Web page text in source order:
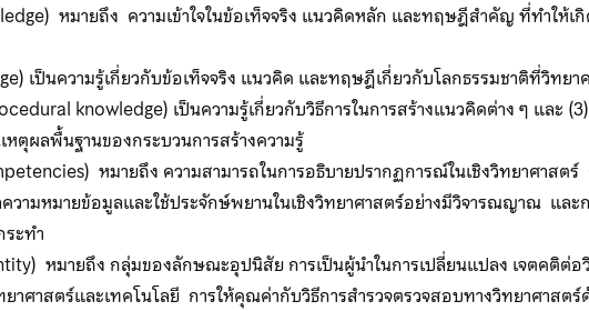
หมายถึง ความเข้าใจในข้อเท็จจริง แนวคิดหลัก และทฤษฎีสำคัญ ที่ทำให้เ
เป็นความรู้เกี่ยวกับข้อเท็จจริง แนวคิด และทฤษฎีเกี่ยวกับโลกธรรมชาติที่วิทย
knowledge) เป็นความรู้เกี่ยวกับวิธีการในการสร้างแนวคิดต่าง ๆ และ (3)
หตุผลพื้นฐานของกระบวนการสร้างความรู้
หมายถึง ความสามารถในการอธิบายปรากฏการณ์ในเชิงวิทยาศาสต
วามหมายข้อมูลและใช้ประจักษ์พยานในเชิงวิทยาศาสตร์อย่างมีวิจารณญาณ แล
ะทำ
หมายถึง กลุ่มของลักษณะอุปนิสัย การเป็นผู้นำในการเปลี่ยนแปลง เจตคติต่
าศาสตร์และเทคโนโลยี การให้คุณค่ากับวิธีการสำรวจตรวจสอบทางวิทยาศาสต